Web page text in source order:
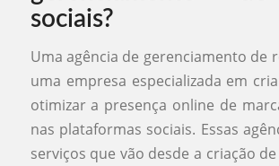
sociais?
Uma agência de gerenciamento de
uma empresa especializada em
otimizar a presença online de
nas plataformas sociais. Essas
serviços que vão desde a criação